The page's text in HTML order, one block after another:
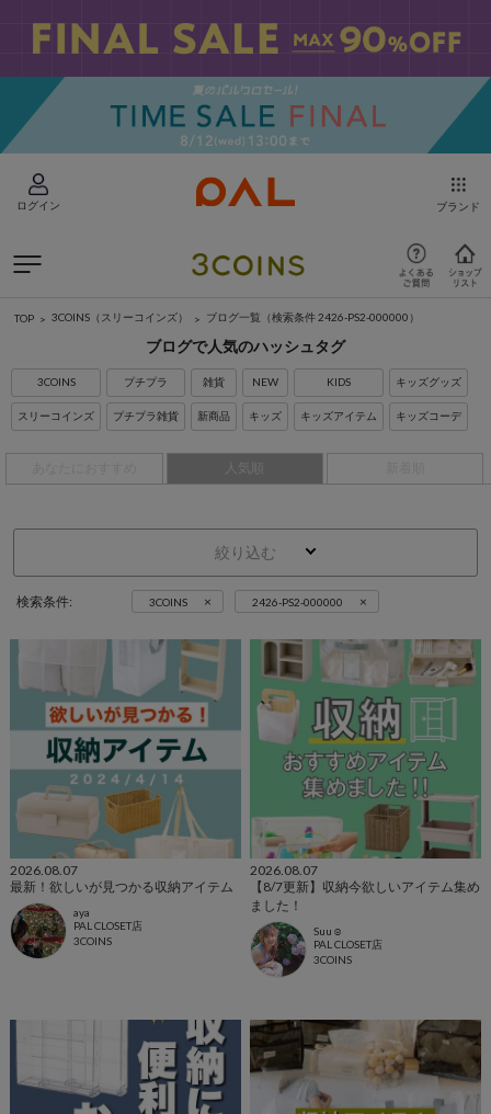
ログイン ブランド
TOP 3COINS（スリーコインズ） ブログ一覧 （検索条件 2426-PS2-000000）
ブログで人気のハッシュタグ
3COINS
スリーコインズ
プチプラ
プチプラ雑貨
雑貨
新商品
NEW
キッズ
KIDS
キッズアイテム
キッズグッズ
キッズコーデ
人気順
絞り込む
検索条件: 3COINS × 2426-PS2-000000 ×
2026.08.07
最新！欲しいが見つかる収納アイテム
aya
PAL CLOSET店
3COINS
2026.08.07
【8/7更新】収納今欲しいアイテム集め
ました！
Suu☺︎
PAL CLOSET店
3COINS